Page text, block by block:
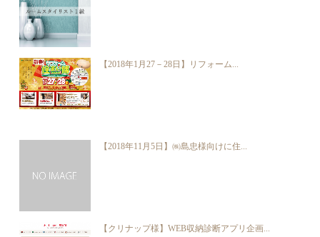
【2018年1月27－28日】リフォーム...
【2018年11月5日】㈱島忠様向けに住...
【クリナップ様】WEB収納診断アプリ企画...